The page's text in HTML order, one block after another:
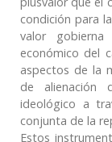
condición para
valor
económico del
aspectos de la
de alienación
ideológico a
conjunta de la
Estos